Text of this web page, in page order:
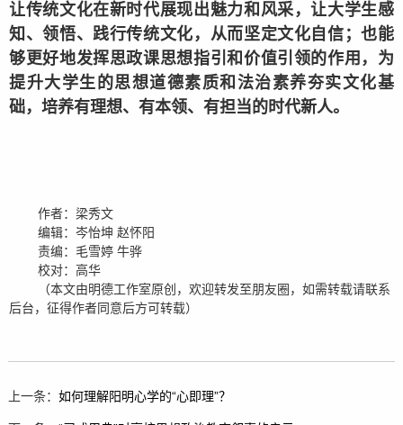
让传统文化在新时代展现出魅力和风采，让大学生感
知、领悟、践行传统文化，从而坚定文化自信；也能
够更好地发挥思政课思想指引和价值引领的作用，为
提升大学生的思想道德素质和法治素养夯实文化基
础，培养有理想、有本领、有担当的时代新人。
作者：梁秀文
编辑：岑怡坤 赵怀阳
责编：毛雪婷 牛骅
校对：高华
（本文由明德工作室原创，欢迎转发至朋友圈，如需转载请联系
后台，征得作者同意后方可转载）
上一条： 如何理解阳明心学的“心即理”？